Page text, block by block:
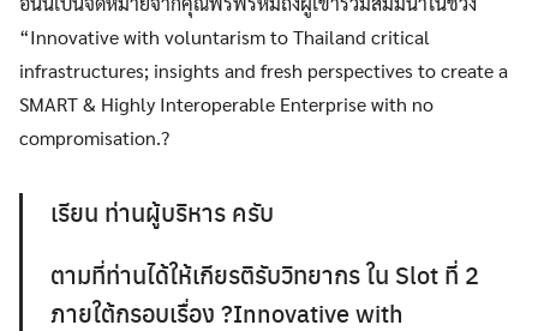
“Innovative with voluntarism to Thailand critical
infrastructures; insights and fresh perspectives to create a
SMART & Highly Interoperable Enterprise with no
compromisation.?
เรียน ท่านผู้บริหาร ครับ
ตามที่ท่านได้ให้เกียรติรับวิทยากร ใน Slot ที่ 2
ภายใต้กรอบเรื่อง ?Innovative with